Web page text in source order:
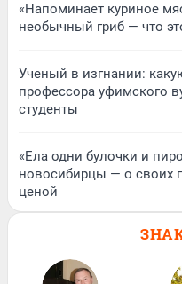
«Напоминает куриное
необычный гриб — что
Ученый в изгнании:
профессора уфимского
студенты
«Ела одни булочки и
новосибирцы — о своих
ценой